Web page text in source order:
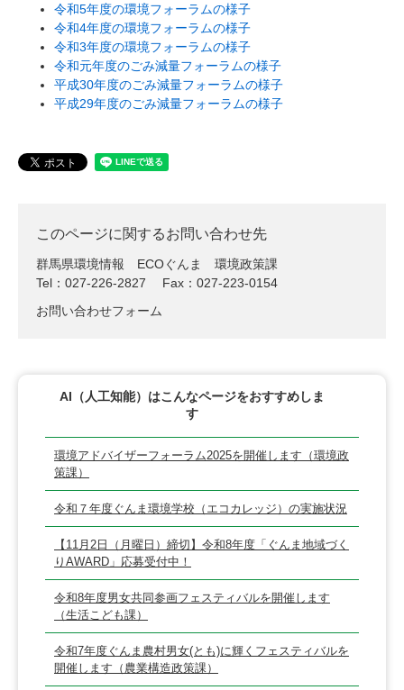
令和5年度の環境フォーラムの様子
令和4年度の環境フォーラムの様子
令和3年度の環境フォーラムの様子
令和元年度のごみ減量フォーラムの様子
平成30年度のごみ減量フォーラムの様子
平成29年度のごみ減量フォーラムの様子
このページに関するお問い合わせ先
群馬県環境情報 ECOぐんま
環境政策課
Tel：027-226-2827
Fax：027-223-0154
お問い合わせフォーム
AI（人工知能）はこんなページをおすすめしま
す
環境アドバイザーフォーラム2025を開催します（環境政
策課）
令和７年度ぐんま環境学校（エコカレッジ）の実施状況
【11月2日（月曜日）締切】令和8年度「ぐんま地域づく
りAWARD」応募受付中！
令和8年度男女共同参画フェスティバルを開催します
（生活こども課）
令和7年度ぐんま農村男女(とも)に輝くフェスティバルを
開催します（農業構造政策課）